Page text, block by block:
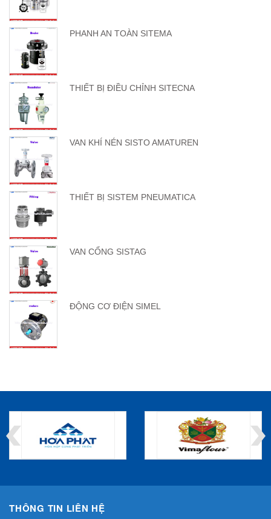
PHANH AN TOÀN SITEMA
THIẾT BỊ ĐIỀU CHỈNH SITECNA
VAN KHÍ NÉN SISTO AMATUREN
THIẾT BỊ SISTEM PNEUMATICA
VAN CỔNG SISTAG
ĐỘNG CƠ ĐIỆN SIMEL
THÔNG TIN LIÊN HỆ